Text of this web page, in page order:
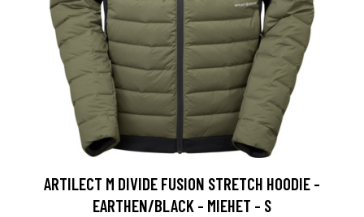
ARTILECT M DIVIDE FUSION STRETCH HOODIE -
EARTHEN/BLACK - MIEHET - S